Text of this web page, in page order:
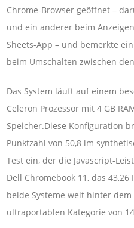
Chrome-Browser geöffnet –
und ein anderer beim
Sheets-App – und bemerkte
beim Umschalten zwischen
Das System läuft auf einem
Celeron Prozessor mit 4 GB
Speicher.Diese Konfiguration
Punktzahl von 50,8 im
Test ein, der die Javascript-
Dell Chromebook 11, das
beide Systeme weit hinter
ultraportablen Kategorie von